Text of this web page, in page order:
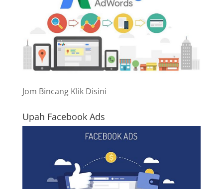
Jom Bincang Klik Disini
Upah Facebook Ads